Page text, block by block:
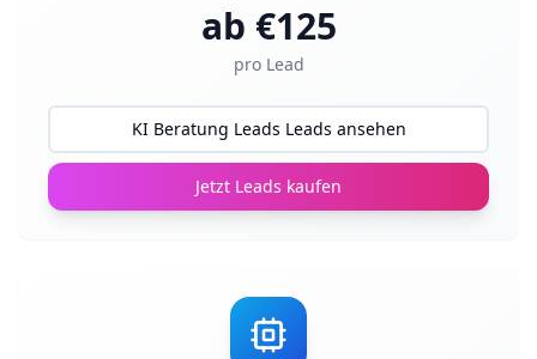
ab €125
pro Lead
KI Beratung Leads Leads ansehen
Jetzt Leads kaufen